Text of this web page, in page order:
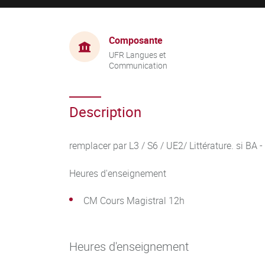
Composante
UFR Langues et
Communication
Description
remplacer par L3 / S6 / UE2/ Littérature. si BA
Heures d'enseignement
CM Cours Magistral 12h
Heures d'enseignement